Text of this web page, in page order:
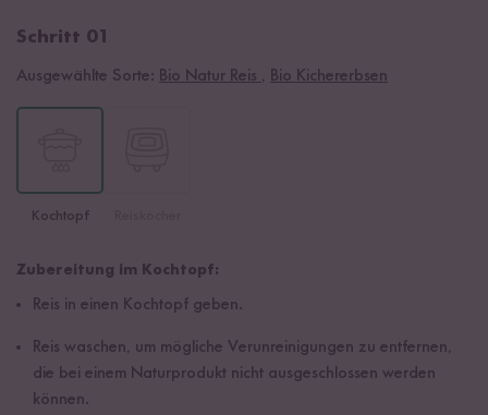
Schritt 01
Ausgewählte Sorte: Bio Natur Reis , Bio Kichererbsen
Kochtopf
Zubereitung im Kochtopf:
Reis in einen Kochtopf geben.
Reis waschen, um mögliche Verunreinigungen zu entfernen,
die bei einem Naturprodukt nicht ausgeschlossen werden
können.